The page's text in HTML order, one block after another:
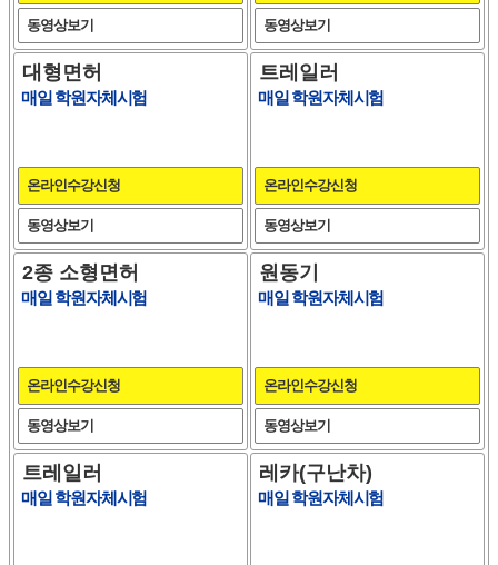
동영상보기 동영상보기
대형면허
매일 학원자체시험
온라인수강신청
동영상보기
트레일러
매일 학원자체시험
온라인수강신청
동영상보기
2종 소형면허
매일 학원자체시험
온라인수강신청
동영상보기
원동기
매일 학원자체시험
온라인수강신청
동영상보기
트레일러
매일 학원자체시험
레카(구난차)
매일 학원자체시험